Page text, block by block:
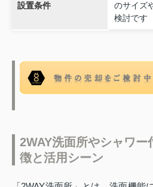
設置条件
のサイズ
検討です
2WAY洗面所やシャワ
徴と活用シーン